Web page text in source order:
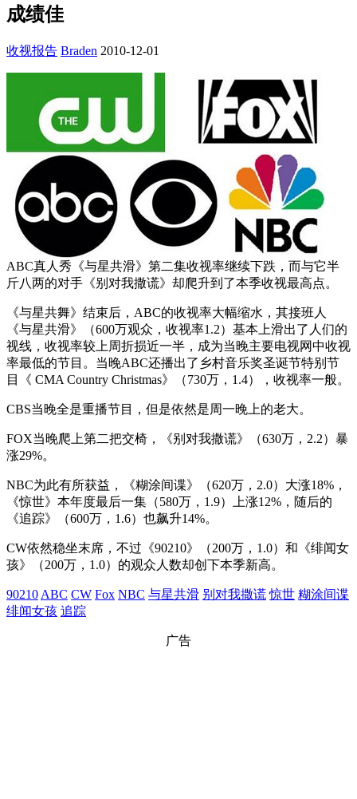
成绩佳
收视报告 Braden 2010-12-01
ABC真人秀《与星共滑》第二集收视率继续下跌，而与它半
斤八两的对手《别对我撒谎》却爬升到了本季收视最高点。
《与星共舞》结束后，ABC的收视率大幅缩水，其接班人
《与星共滑》（600万观众，收视率1.2）基本上滑出了人们的
视线，收视率较上周折损近一半，成为当晚主要电视网中收视
率最低的节目。当晚ABC还播出了乡村音乐奖圣诞节特别节
目《 CMA Country Christmas》（730万，1.4），收视率一般。
CBS当晚全是重播节目，但是依然是周一晚上的老大。
FOX当晚爬上第二把交椅，《别对我撒谎》（630万，2.2）暴
涨29%。
NBC为此有所获益，《糊涂间谍》（620万，2.0）大涨18%，
《惊世》本年度最后一集（580万，1.9）上涨12%，随后的
《追踪》（600万，1.6）也飙升14%。
CW依然稳坐末席，不过《90210》（200万，1.0）和《绯闻女
孩》（200万，1.0）的观众人数却创下本季新高。
90210 ABC CW Fox NBC 与星共滑 别对我撒谎 惊世 糊涂间谍
绯闻女孩 追踪
广告